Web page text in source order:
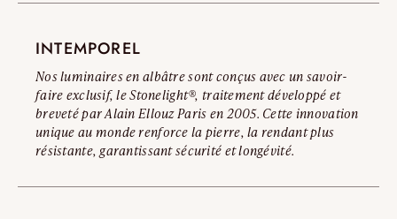
INTEMPOREL
Nos luminaires en albâtre sont conçus avec un savoir-
faire exclusif, le Stonelight®, traitement développé et
breveté par Alain Ellouz Paris en 2005. Cette innovation
unique au monde renforce la pierre, la rendant plus
résistante, garantissant sécurité et longévité.